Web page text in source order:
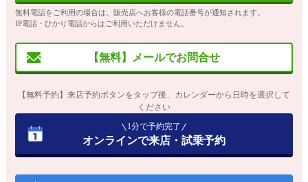
無料電話をご利用の場合は、販売店へお客様の電話番号が通知されます。
IP電話・ひかり電話からはご利用いただけません。
【無料】メールでお問合せ
【無料予約】来店予約ボタンをタップ後、カレンダーから日時を選択して
ください
1分で予約完了
オンラインで来店・試乗予約